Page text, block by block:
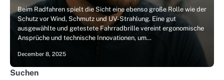
Beim Radfahren spielt die Sicht eine ebenso große Rolle wie der
Schutz vor Wind, Schmutz und UV-Strahlung. Eine gut
ausgewählte und getestete Fahrradbrille vereint ergonomische
Ansprüche und technische Innovationen, um…
December 8, 2025
Suchen